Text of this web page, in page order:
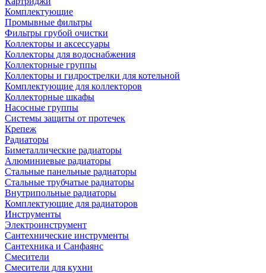
Комплектующие
Промывные фильтры
Фильтры грубой очистки
Коллекторы и аксессуары
Коллекторы для водоснабжения
Коллекторные группы
Коллекторы и гидрострелки для котельной
Комплектующие для коллекторов
Коллекторные шкафы
Насосные группы
Системы защиты от протечек
Крепеж
Радиаторы
Биметаллические радиаторы
Алюминиевые радиаторы
Стальные панельные радиаторы
Стальные трубчатые радиаторы
Внутрипольные радиаторы
Комплектующие для радиаторов
Инструменты
Электроинструмент
Сантехнические инструменты
Сантехника и Санфаянс
Смесители
Смесители для кухни